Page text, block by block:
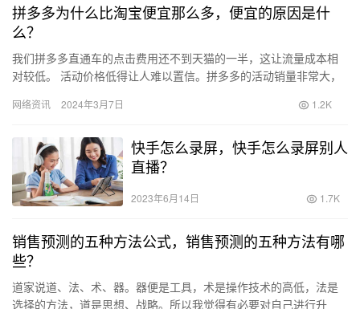
拼多多为什么比淘宝便宜那么多，便宜的原因是什
么？
我们拼多多直通车的点击费用还不到天猫的一半，这让流量成本相
对较低。 活动价格低得让人难以置信。拼多多的活动销量非常大，
动中…
网络资讯 2024年3月7日 1.2K
快手怎么录屏，快手怎么录屏别人
直播？
2023年6月14日 1.7K
销售预测的五种方法公式，销售预测的五种方法有哪
些？
道家说道、法、术、器。器便是工具，术是操作技术的高低，法是
选择的方法，道是思想、战略。所以我觉得有必要对自己进行升